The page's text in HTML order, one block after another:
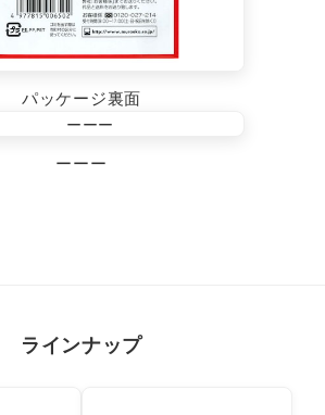
パッケージ裏面
ーーー
ラインナップ